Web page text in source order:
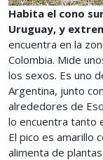
Habita el cono
Uruguay, y
encuentra en la
Colombia. Mide
los sexos. Es uno
Argentina, junto
alrededores de
lo encuentra tanto
El pico es amarillo
alimenta de